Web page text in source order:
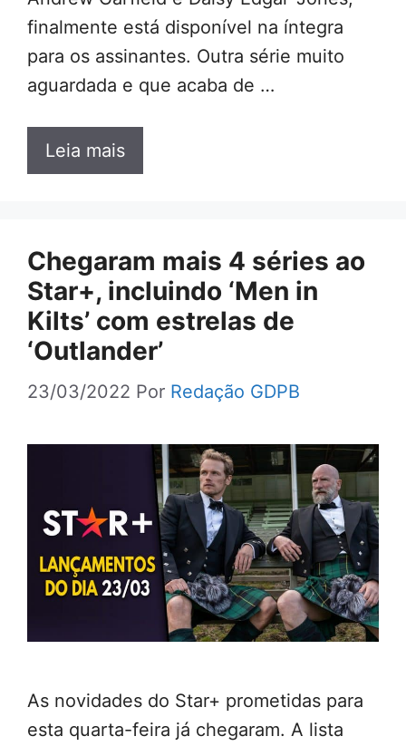
finalmente está disponível na íntegra
para os assinantes. Outra série muito
aguardada e que acaba de …
Leia mais
Chegaram mais 4 séries ao
Star+, incluindo ‘Men in
Kilts’ com estrelas de
‘Outlander’
23/03/2022 Por Redação GDPB
As novidades do Star+ prometidas para
esta quarta-feira já chegaram. A lista